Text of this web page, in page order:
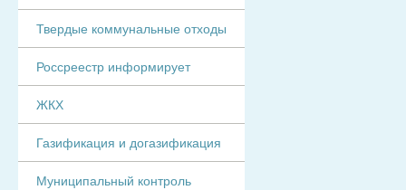
Твердые коммунальные отходы
Россреестр информирует
ЖКХ
Газификация и догазификация
Муниципальный контроль